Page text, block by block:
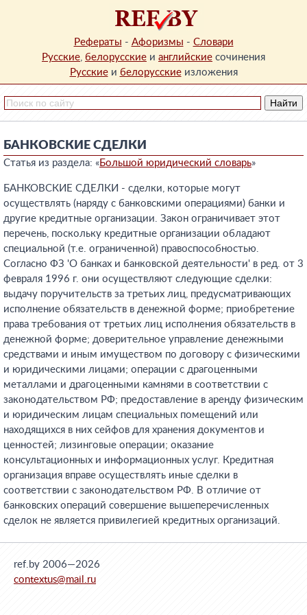
Рефераты - Афоризмы - Словари
Русские, белорусские и английские сочинения
Русскиеи белорусскиеизложения
БАНКОВСКИЕ СДЕЛКИ
Статья из раздела: «Большой юридический словарь»
БАНКОВСКИЕ СДЕЛКИ - сделки, которые могут
осуществлять (наряду с банковскими операциями) банки и
другие кредитные организации. Закон ограничивает этот
перечень, поскольку кредитные организации обладают
специальной (т.е. ограниченной) правоспособностью.
Согласно ФЗ 'О банках и банковской деятельности' в ред. от 3
февраля 1996 г. они осуществляют следующие сделки:
выдачу поручительств за третьих лиц, предусматривающих
исполнение обязательств в денежной форме; приобретение
права требования от третьих лиц исполнения обязательств в
денежной форме; доверительное управление денежными
средствами и иным имуществом по договору с физическими
и юридическими лицами; операции с драгоценными
металлами и драгоценными камнями в соответствии с
законодательством РФ; предоставление в аренду физическим
и юридическим лицам специальных помещений или
находящихся в них сейфов для хранения документов и
ценностей; лизинговые операции; оказание
консультационных и информационных услуг. Кредитная
организация вправе осуществлять иные сделки в
соответствии с законодательством РФ. В отличие от
банковских операций совершение вышеперечисленных
сделок не является привилегией кредитных организаций.
ref.by 2006—2026
contextus@mail.ru